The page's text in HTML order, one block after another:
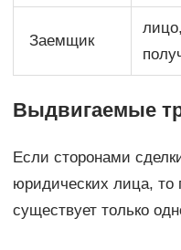
Заемщик
Выдвигаемые
Если сторонами
юридических лица, то
существует только